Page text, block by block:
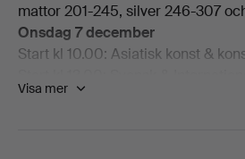
Grafik
på
mattor 201-245, silver 246-307
Onsdag 7 december
Start kl 10.00: Asiatisk konst &
Masters 525-717.
Visa mer